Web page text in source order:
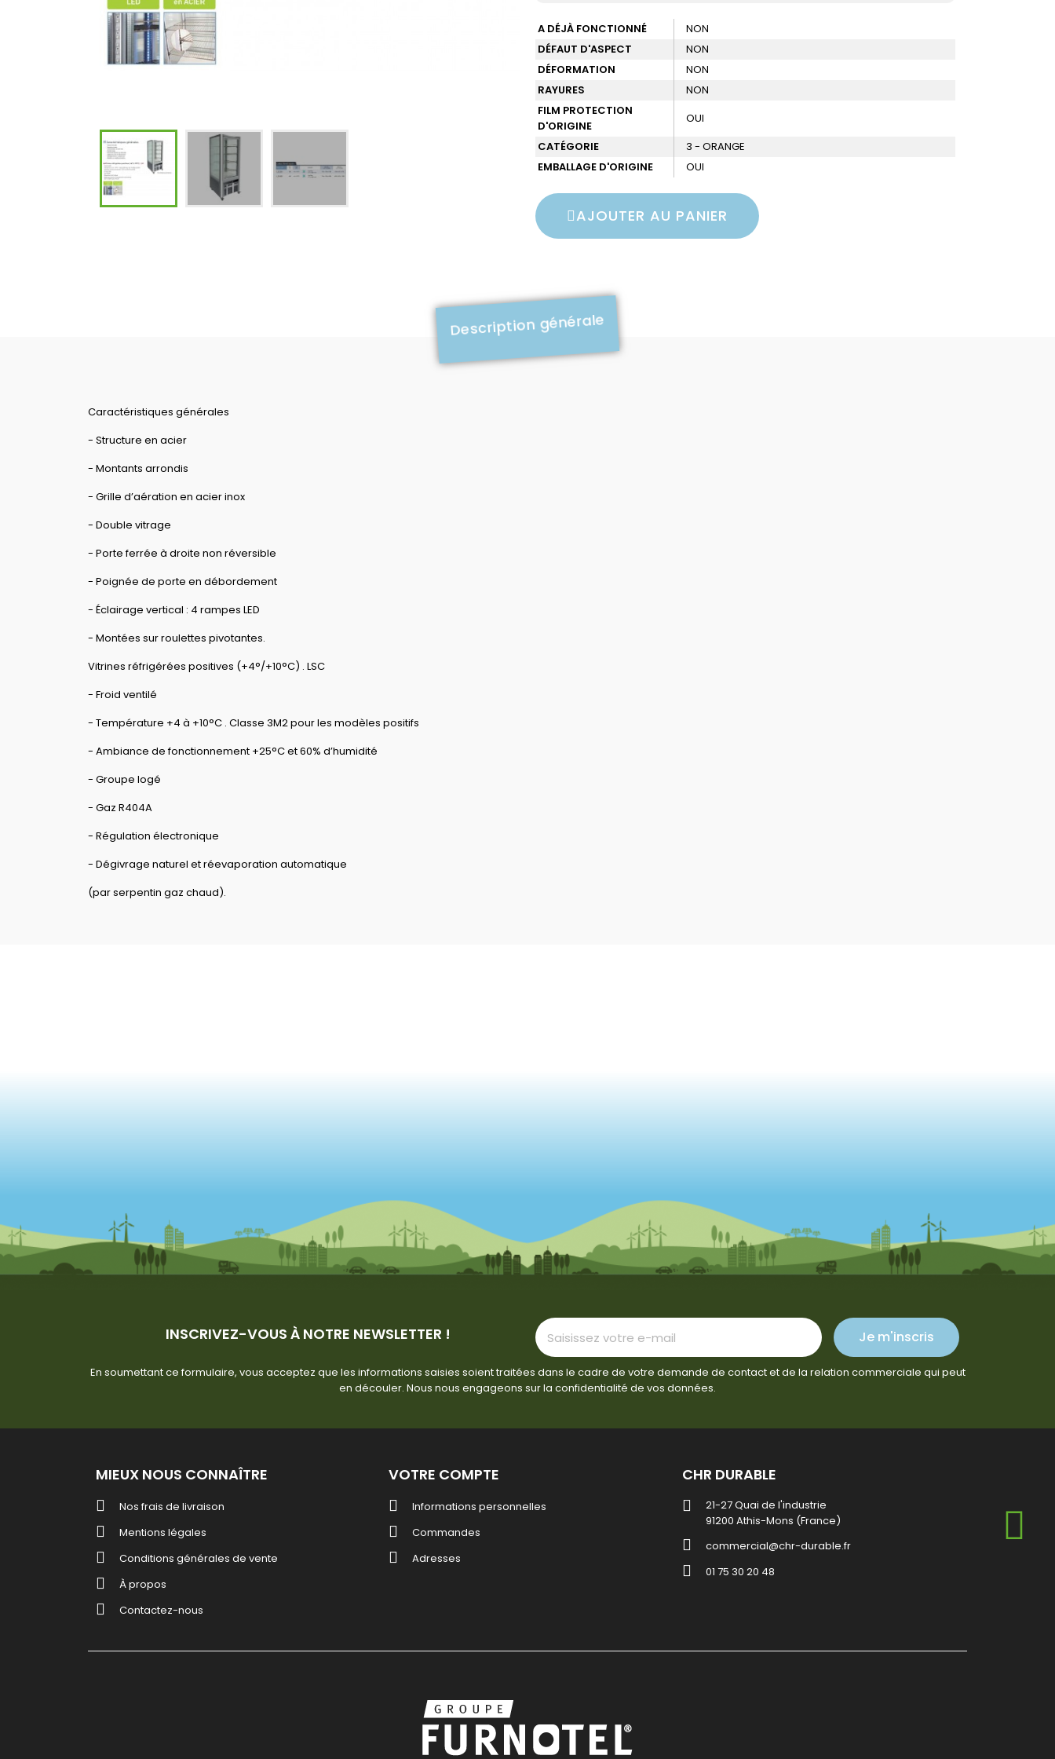
A DÉJÀ FONCTIONNÉ
NON
DÉFAUT D'ASPECT
NON
DÉFORMATION
NON
RAYURES
NON
FILM PROTECTION
D'ORIGINE
OUI
CATÉGORIE
3 - ORANGE
EMBALLAGE D'ORIGINE
OUI
AJOUTER AU PANIER
Description générale
Caractéristiques générales
- Structure en acier
- Montants arrondis
- Grille d’aération en acier inox
- Double vitrage
- Porte ferrée à droite non réversible
- Poignée de porte en débordement
- Éclairage vertical : 4 rampes LED
- Montées sur roulettes pivotantes.
Vitrines réfrigérées positives (+4°/+10°C) . LSC
- Froid ventilé
- Température +4 à +10°C . Classe 3M2 pour les modèles positifs
- Ambiance de fonctionnement +25°C et 60% d’humidité
- Groupe logé
- Gaz R404A
- Régulation électronique
- Dégivrage naturel et réevaporation automatique
(par serpentin gaz chaud).
INSCRIVEZ-VOUS À NOTRE NEWSLETTER ! Je m'inscris
En soumettant ce formulaire, vous acceptez que les informations saisies soient traitées dans le cadre de votre demande de contact et de la relation commerciale qui peut
en découler. Nous nous engageons sur la confidentialité de vos données.
MIEUX NOUS CONNAÎTRE
Nos frais de livraison
Mentions légales
Conditions générales de vente
À propos
Contactez-nous
VOTRE COMPTE
Informations personnelles
Commandes
Adresses
CHR DURABLE
21-27 Quai de l'industrie
91200 Athis-Mons (France)
commercial@chr-durable.fr
01 75 30 20 48